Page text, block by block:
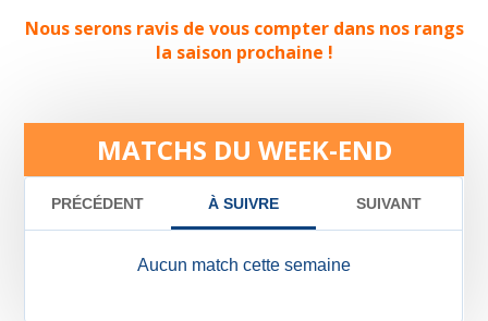
Nous serons ravis de vous compter dans nos rangs
la saison prochaine !
MATCHS DU WEEK-END